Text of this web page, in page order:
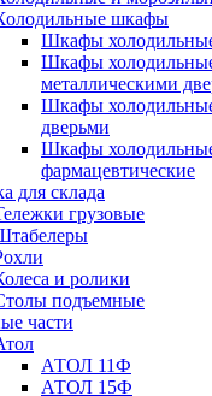
шкафы
Шкафы
Шкафы
металлическими
Шкафы
дверьми
Шкафы
фармацевтические
для склада
грузовые
и ролики
подъемные
части
АТОЛ 11Ф
АТОЛ 15Ф